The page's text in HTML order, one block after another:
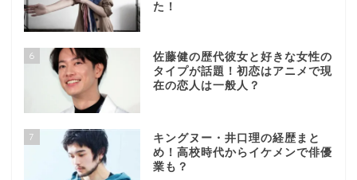
た！
6
佐藤健の歴代彼女と好きな女性の
タイプが話題！初恋はアニメで現
在の恋人は一般人？
7
キングヌー・井口理の経歴まと
め！高校時代からイケメンで俳優
業も？